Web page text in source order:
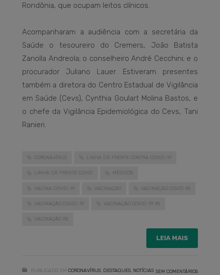
Rondônia, que ocupam leitos clínicos.
Acompanharam a audiência com a secretária da
Saúde o tesoureiro do Cremers, João Batista
Zanolla Andreola; o conselheiro André Cecchini; e o
procurador Juliano Lauer. Estiveram presentes
também a diretora do Centro Estadual de Vigilância
em Saúde (Cevs), Cynthia Goulart Molina Bastos, e
o chefe da Vigilância Epidemiológica do Cevs, Tani
Ranieri.
CORONAVÍRUS LINHA DE FRENTE CONTRA COVID-19
LINHA DE FRENTE COVID MÉDICOS
VACINA COVID-19 VACINAÇÃO VACINAÇÃO COVID RS
VACINAÇÃO COVID-19 VACINAÇÃO COVID-19 RS
VACINAÇÃO RS
LEIA MAIS
PUBLICADO EM CORONAVÍRUS DESTAQUES NOTÍCIAS SEM COMENTÁRIOS